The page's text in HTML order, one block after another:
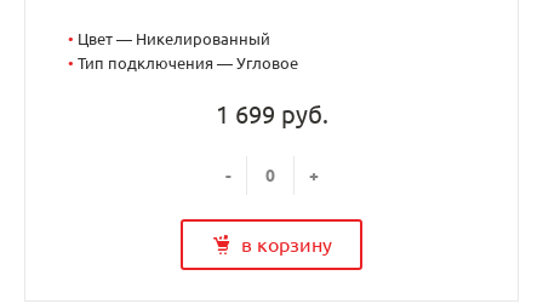
• Цвет — Никелированный
• Тип подключения — Угловое
1 699 руб.
- +
в корзину